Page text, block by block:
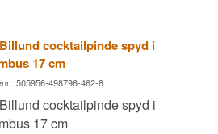
cocktailpinde spyd i
17 cm
505956-498796-462-8
cocktailpinde spyd i
17 cm